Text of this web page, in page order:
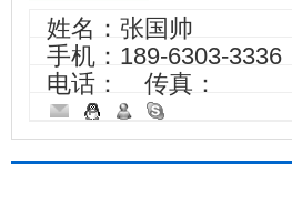
姓名：张国帅
手机： 189-6303-3336
电话： 传真：